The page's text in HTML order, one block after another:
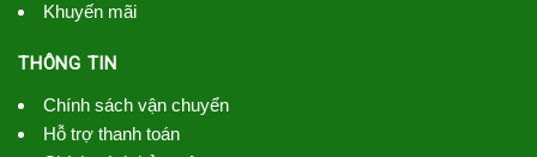
Khuyến mãi
THÔNG TIN
Chính sách vận chuyển
Hỗ trợ thanh toán